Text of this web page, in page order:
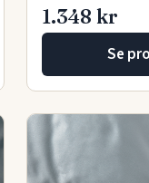
1.348 kr
Se